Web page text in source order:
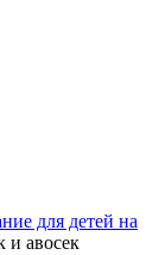
для детей на
и авосек